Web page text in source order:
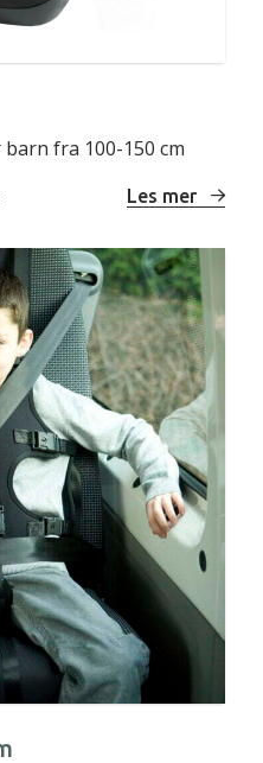
fra 100-150 cm
Les mer